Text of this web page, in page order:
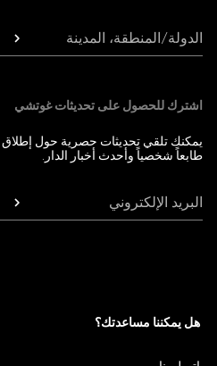
الدولة/المنطقة، المدينة
اشترك للحصول على تحديثات غوتشي
يمكنك تلقي تحديثات حصرية حول
طابعاً شخصياً وأحدث أخبار الدار.
البريد الإلكتروني
هل يمكننا مساعدتك؟